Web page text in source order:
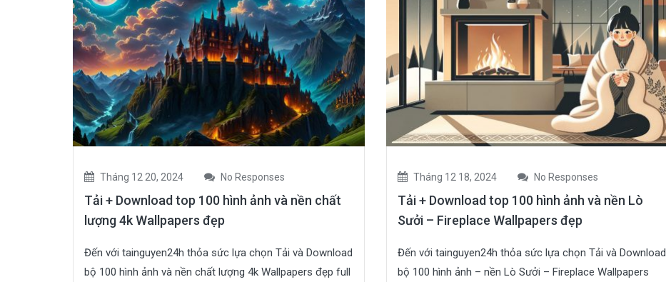
Tháng 12 20, 2024 No Responses
Tải + Download top 100 hình ảnh và nền chất
lượng 4k Wallpapers đẹp
Đến với tainguyen24h thỏa sức lựa chọn Tải và Download
bộ 100 hình ảnh và nền chất lượng 4k Wallpapers đẹp full
Tháng 12 18, 2024 No Responses
Tải + Download top 100 hình ảnh và nền Lò
Sưởi – Fireplace Wallpapers đẹp
Đến với tainguyen24h thỏa sức lựa chọn Tải và Download
bộ 100 hình ảnh – nền Lò Sưởi – Fireplace Wallpapers